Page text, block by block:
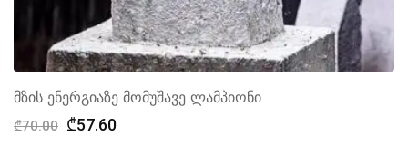
მზის ენერგიაზე მომუშავე ლამპიონი
₾70.00 Original
₾57.60Current